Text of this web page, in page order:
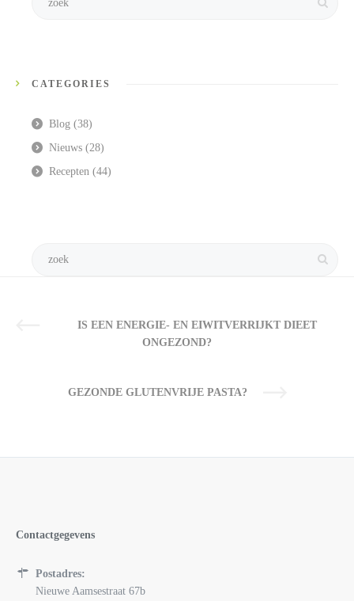
CATEGORIES
Blog (38)
Nieuws (28)
Recepten (44)
IS EEN ENERGIE- EN EIWITVERRIJKT DIEET
ONGEZOND?
GEZONDE GLUTENVRIJE PASTA?
Contactgegevens
Postadres:
Nieuwe Aamsestraat 67b